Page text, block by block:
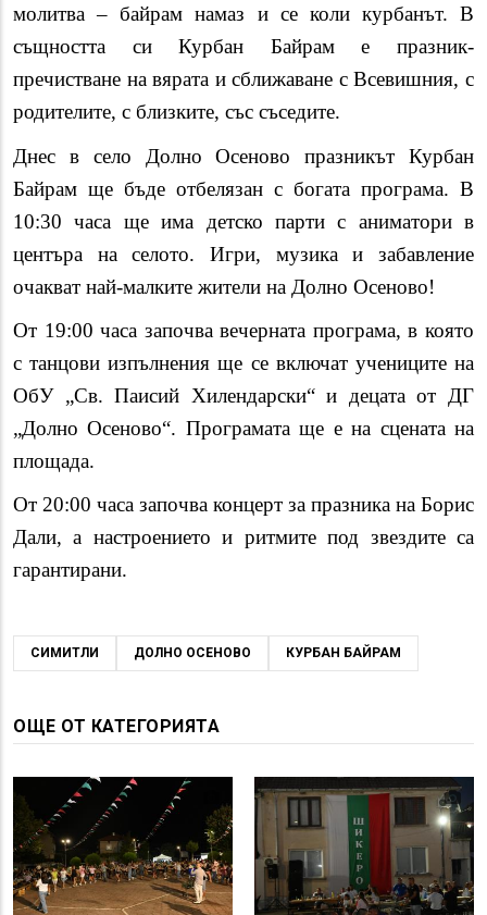
молитва – байрам намаз и се коли курбанът. В
същността си Курбан Байрам е празник-
пречистване на вярата и сближаване с Всевишния, с
родителите, с близките, със съседите.
Днес в село Долно Осеново празникът Курбан
Байрам ще бъде отбелязан с богата програма. В
10:30 часа ще има детско парти с аниматори в
центъра на селото. Игри, музика и забавление
очакват най-малките жители на Долно Осеново!
От 19:00 часа започва вечерната програма, в която
с танцови изпълнения ще се включат учениците на
ОбУ „Св. Паисий Хилендарски“ и децата от ДГ
„Долно Осеново“. Програмата ще е на сцената на
площада.
От 20:00 часа започва концерт за празника на Борис
Дали, а настроението и ритмите под звездите са
гарантирани.
СИМИТЛИ ДОЛНО ОСЕНОВО КУРБАН БАЙРАМ
ОЩЕ ОТ КАТЕГОРИЯТА